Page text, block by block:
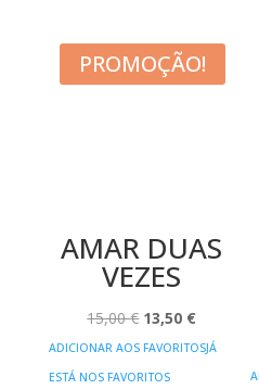
PROMOÇÃO!
AMAR DUAS
VEZES
15,00€ O
PREÇO
ORIGINAL
13,50 €O
PREÇO
ADICIONAR AOS FAVORITOSJÁ
ESTÁ NOS FAVORITOS